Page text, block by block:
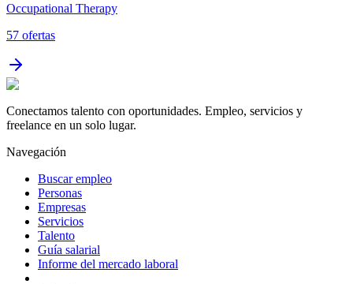
Occupational Therapy
57 ofertas
Conectamos talento con oportunidades. Empleo, servicios y
freelance en un solo lugar.
Navegación
Buscar empleo
Personas
Empresas
Servicios
Talento
Guía salarial
Informe del mercado laboral